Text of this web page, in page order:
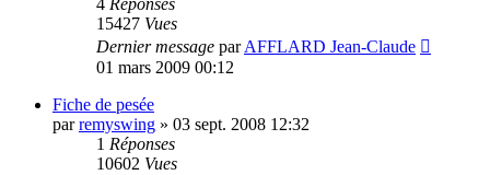
15427 Vues
Dernier message parAFFLARD Jean-Claude
01 mars 2009 00:12
Fiche de pesée
parremyswing » 03 sept. 2008 12:32
1 Réponses
10602 Vues